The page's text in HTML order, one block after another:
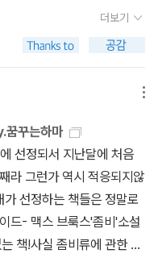
니다. 매력적인 악역 캐릭
이 이 책의 재미를 인정하
과 아부(?)가 새겨져 있는
시리즈는 스릴러 중에
현실적인 사건들을 다루
에서 정글에서 뉴욕박
. 국내 소개된 <살인자의
있지 않으면 중후반부의 전
설정에 대한 설명이 굉장
대한 대충적인 이해가 필요
하지만 뭔가 사람을 매혹시
ㅋㅋ 지금 우리 엄마가 <1
권..많아..ㅜ) 이것도 읽겠
고독>이니 <내 슬픈 창
가니까 그리고 내가 싫어
고.요것은...우리 조카를
관심이 있는지..사실은 내
했는데 찾아보니 품절인지
도 (몇 장 안 되는데 24,0
이라 받고 나서의 만족도
을 생각하니 절로 입이 벌
는 거다. 뭐 그렇다 해도
책이다. 먼저 먼저의 페이
웹서핑과 신문과 같은 정보
서 아주 우연하게 뽑아낸
는데 삼월의 붉은 구렁이
으면 하는 바램. 그래도
얻는. 그런 행복함은 없을
겠다~~~ 여동생에게 카톡
값이야~. 니가 가진 것은
3900원이여~. 뭐... 뭐시
데... 여동생 말이 맞다. 둘
더보기
꿈꾸는하마
선정되서 지난달에 처음
라 그런가 역시 적응되지않
선정하는 책들은 정말로
드- 맥스 브룩스'좀비'소설
책!사실 좀비류에 관한 것